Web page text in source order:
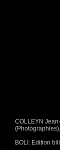
COLLEYN
BOLI: Edition